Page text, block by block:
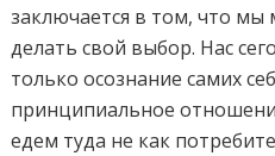
заключается в том, что
делать свой выбор. Нас
только осознание самих
принципиальное
едем туда не как